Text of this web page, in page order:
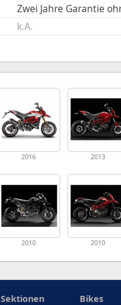
Zwei Jahre Garantie
k.A.
2016 2013
2010 2010
Sektionen Bikes